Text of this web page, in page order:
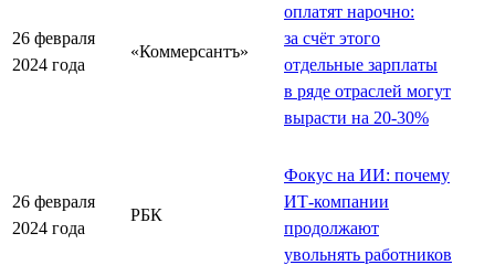
26 февраля
2024 года
«Коммерсантъ»
оплатят нарочно:
за счёт этого
отдельные зарплаты
в ряде отраслей могут
вырасти на 20-30%
26 февраля
2024 года
РБК
Фокус на ИИ: почему
ИТ-компании
продолжают
увольнять работников